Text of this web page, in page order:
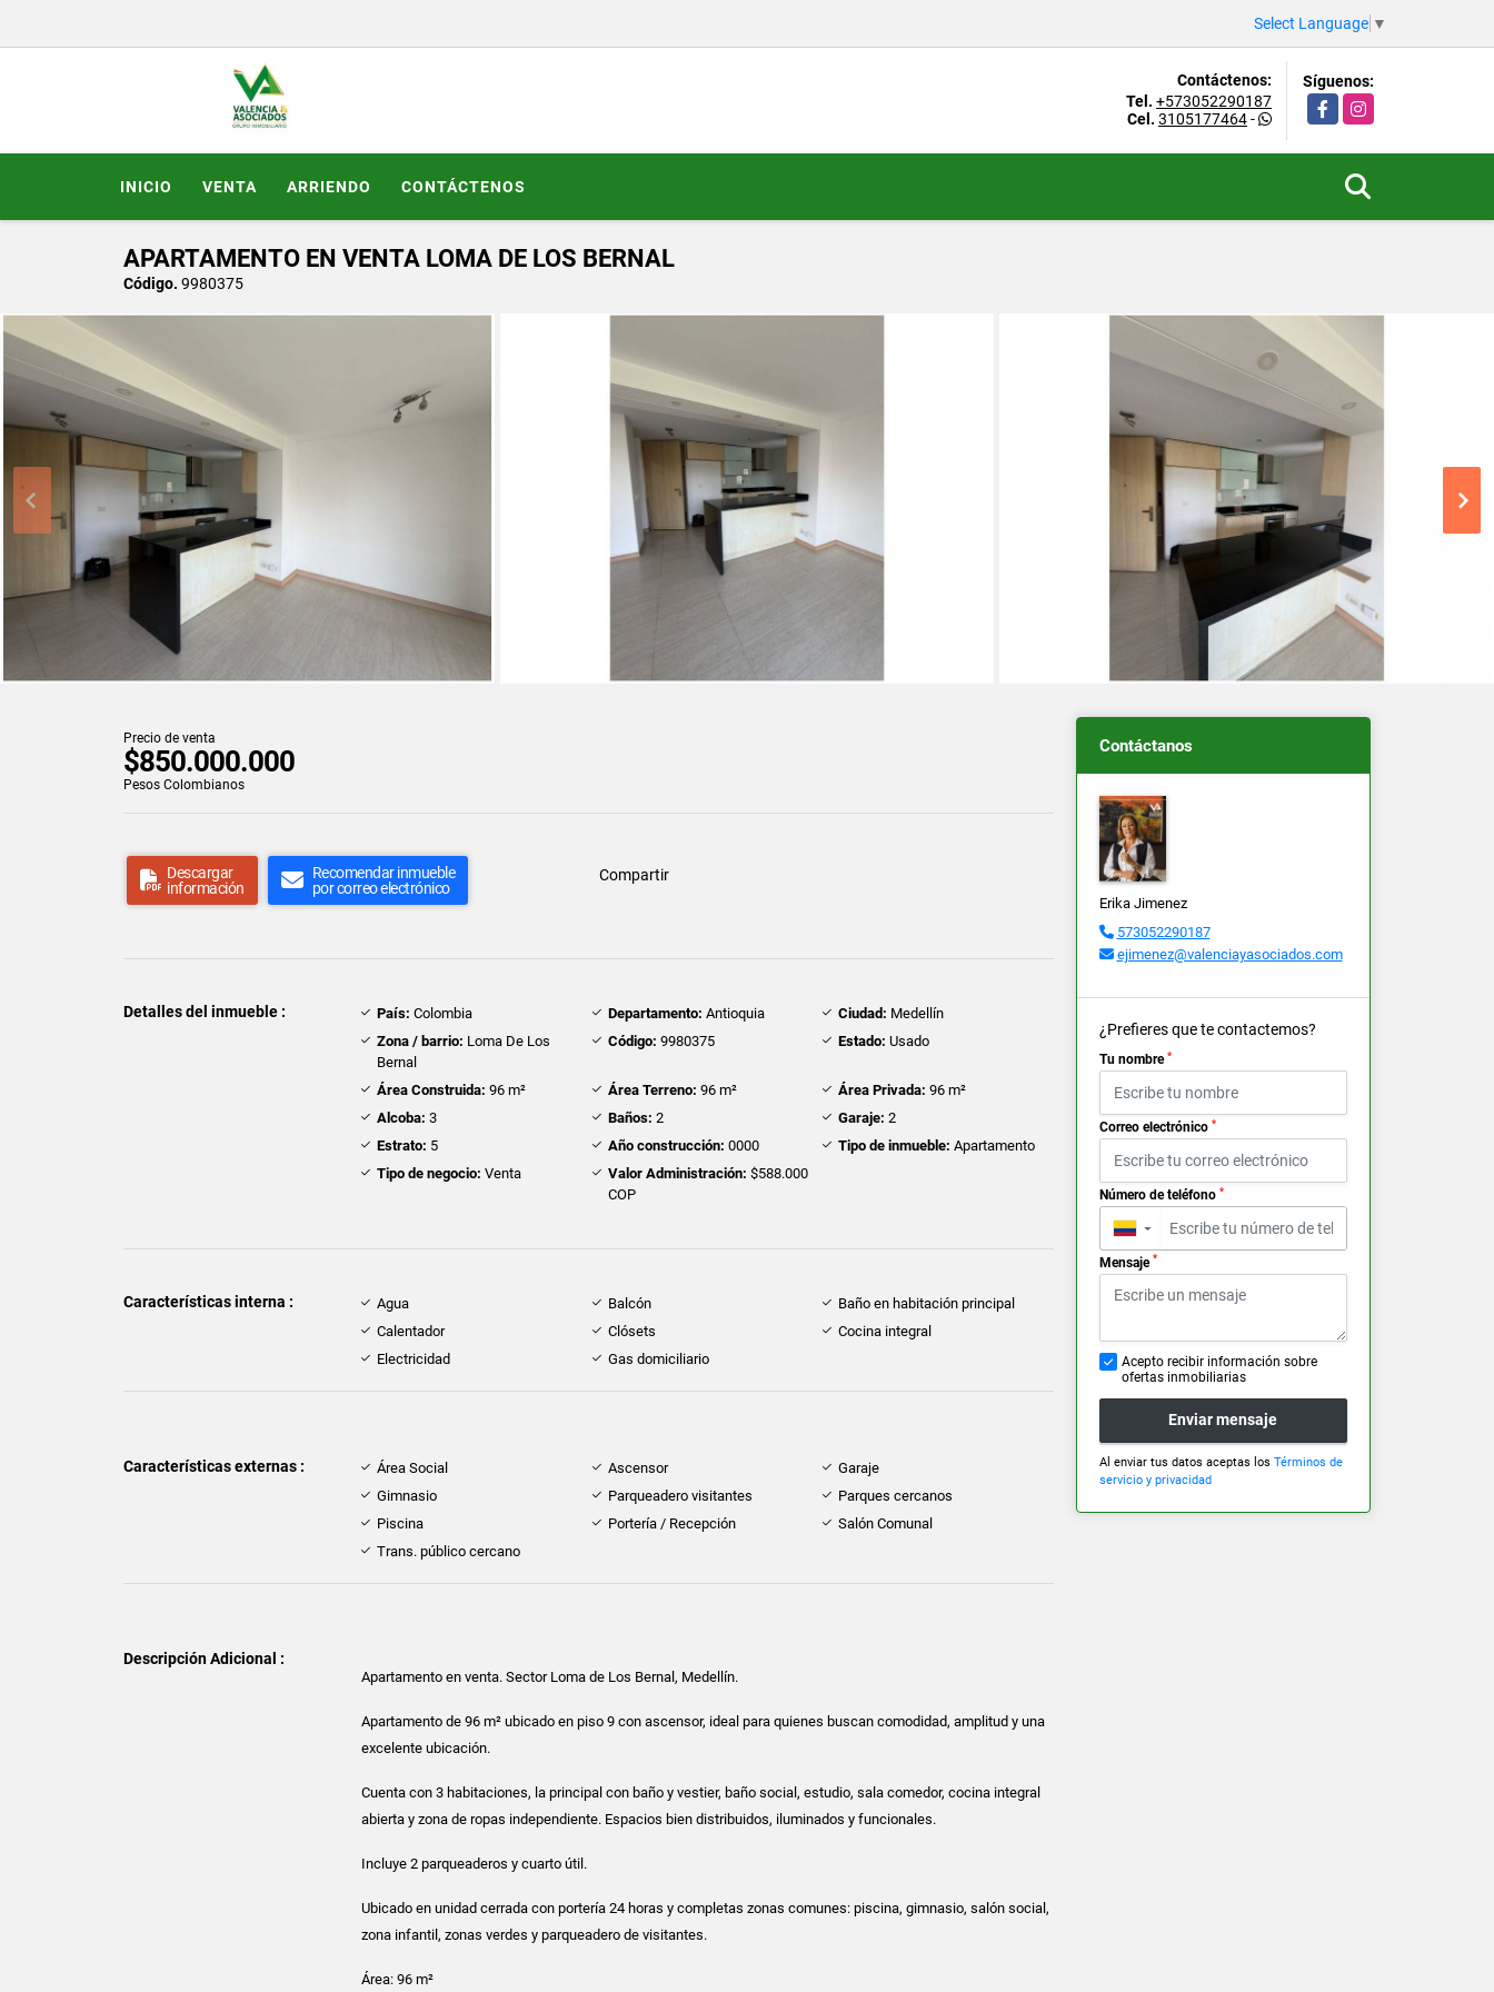
Select Language ▼
Contáctenos:
Tel. +573052290187
Cel. 3105177464-
Síguenos:
FacebookInstagram
INICIO VENTA ARRIENDO CONTÁCTENOS
APARTAMENTO EN VENTA LOMA DE LOS BERNAL
Código. 9980375
Precio de venta
$850.000.000
Pesos Colombianos
Descargar
información
Recomendar inmueble
por correo electrónico
Compartir
Detalles del inmueble : País: Colombia Departamento: Antioquia Ciudad: Medellín
Zona / barrio: Loma De Los
Bernal
Código: 9980375 Estado: Usado
Área Construida: 96 m² Área Terreno: 96 m² Área Privada: 96 m²
Alcoba: 3 Baños: 2 Garaje: 2
Estrato: 5 Año construcción: 0000 Tipo de inmueble: Apartamento
Tipo de negocio: Venta Valor Administración: $588.000
COP
Características interna : Agua Balcón
Baño en habitación principal
Calentador
Clósets
Cocina integral
Electricidad
Gas domiciliario
Características externas : Área Social Ascensor
Garaje
Gimnasio
Parqueadero visitantes
Parques cercanos
Piscina
Portería / Recepción
Salón Comunal
Trans. público cercano
Descripción Adicional :
Apartamento en venta. Sector Loma de Los Bernal, Medellín.
Apartamento de 96 m² ubicado en piso 9 con ascensor, ideal para quienes buscan comodidad, amplitud y una
excelente ubicación.
Cuenta con 3 habitaciones, la principal con baño y vestier, baño social, estudio, sala comedor, cocina integral
abierta y zona de ropas independiente. Espacios bien distribuidos, iluminados y funcionales.
Incluye 2 parqueaderos y cuarto útil.
Ubicado en unidad cerrada con portería 24 horas y completas zonas comunes: piscina, gimnasio, salón social,
zona infantil, zonas verdes y parqueadero de visitantes.
Área: 96 m²
Contáctanos
Erika Jimenez
573052290187
ejimenez@valenciayasociados.com
¿Prefieres que te contactemos?
Tu nombre *
Correo electrónico *
Número de teléfono *
▼
Mensaje *
Acepto recibir información sobre
ofertas inmobiliarias
Enviar mensaje
Al enviar tus datos aceptas los Términos de
servicio y privacidad